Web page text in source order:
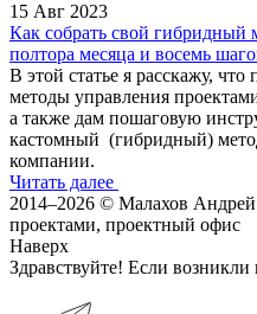
15 Авг 2023
Как собрать свой гибридный
полтора месяца и восемь
В этой статье я расскажу,
методы управления
а также дам пошаговую
кастомный (гибридный)
компании.
Читать далее
2014–2026 © Малахов
проектами, проектный офис
Наверх
Здравствуйте! Если